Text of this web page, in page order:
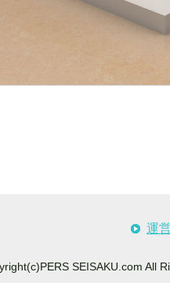
運
SEISAKU.com All